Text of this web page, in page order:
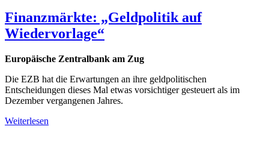
Finanzmärkte: „Geldpolitik auf
Wiedervorlage“
Europäische Zentralbank am Zug
Die EZB hat die Erwartungen an ihre geldpolitischen
Entscheidungen dieses Mal etwas vorsichtiger gesteuert als im
Dezember vergangenen Jahres.
Weiterlesen